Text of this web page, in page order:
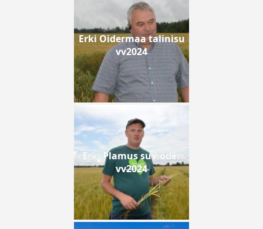
Erki Oidermaa talinisu
vv2024
Erki Plamus suvioder
vv2024